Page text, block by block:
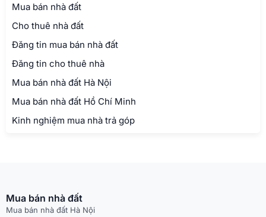
Mua bán nhà đất
Cho thuê nhà đất
Đăng tin mua bán nhà đất
Đăng tin cho thuê nhà
Mua bán nhà đất Hà Nội
Mua bán nhà đất Hồ Chí Minh
Kinh nghiệm mua nhà trả góp
Mua bán nhà đất
Mua bán nhà đất Hà Nội